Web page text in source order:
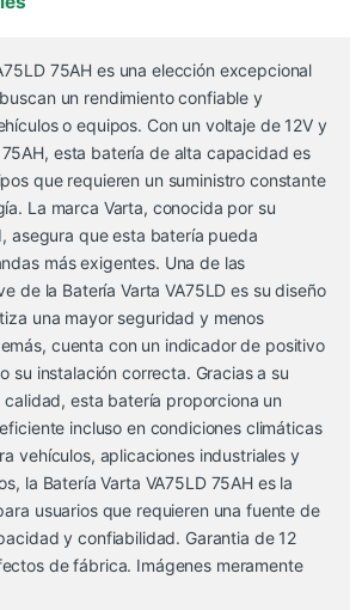
75AH es una elección excepcional
un rendimiento confiable y
o equipos. Con un voltaje de 12V y
esta batería de alta capacidad es
que requieren un suministro constante
La marca Varta, conocida por su
asegura que esta batería pueda
más exigentes. Una de las
de la Batería Varta VA75LD es su diseño
una mayor seguridad y menos
cuenta con un indicador de positivo
su instalación correcta. Gracias a su
esta batería proporciona un
incluso en condiciones climáticas
vehículos, aplicaciones industriales y
la Batería Varta VA75LD 75AH es la
usuarios que requieren una fuente de
y confiabilidad. Garantia de 12
de fábrica. Imágenes meramente